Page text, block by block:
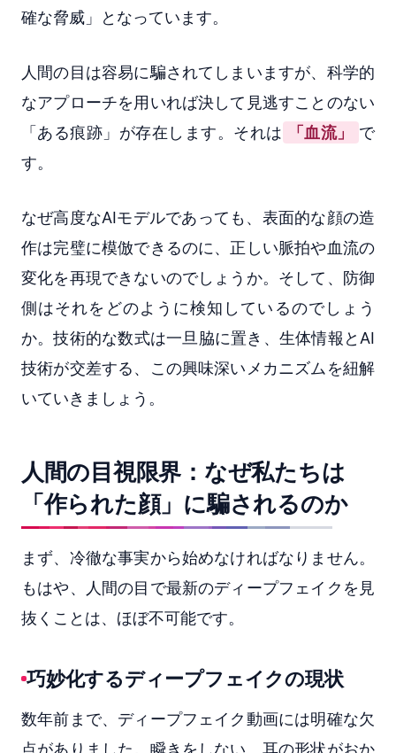
確な脅威」となっています。
人間の目は容易に騙されてしまいますが、科学的
なアプローチを用いれば決して見逃すことのない
「ある痕跡」が存在します。それは
「血流」
で
す。
なぜ高度なAIモデルであっても、表面的な顔の造
作は完璧に模倣できるのに、正しい脈拍や血流の
変化を再現できないのでしょうか。そして、防御
側はそれをどのように検知しているのでしょう
か。技術的な数式は一旦脇に置き、生体情報とAI
技術が交差する、この興味深いメカニズムを紐解
いていきましょう。
人間の目視限界：なぜ私たちは
「作られた顔」に騙されるのか
まず、冷徹な事実から始めなければなりません。
もはや、人間の目で最新のディープフェイクを見
抜くことは、ほぼ不可能です。
巧妙化するディープフェイクの現状
数年前まで、ディープフェイク動画には明確な欠
点がありました。瞬きをしない、耳の形状がおか